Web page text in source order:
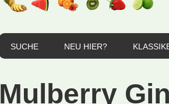
SUCHE NEU HIER?
Mulberry